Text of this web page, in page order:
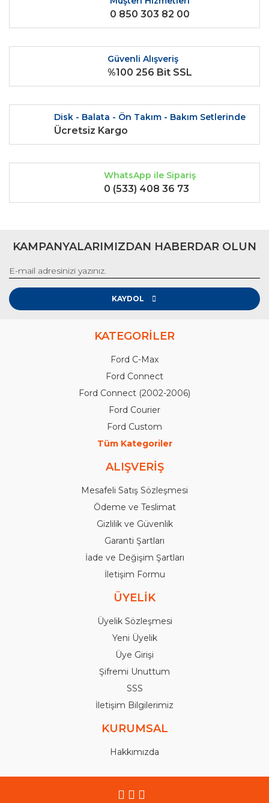
Bu ürüne benzer farklı alternatifler olmalı.
0 850 303 82 00
Güvenli Alışveriş
%100 256 Bit SSL
Disk - Balata - Ön Takım - Bakım Setlerinde
Ücretsiz Kargo
WhatsApp ile Sipariş
0 (533) 408 36 73
KAMPANYALARIMIZDAN HABERDAR OLUN
KAYDOL
KATEGORİLER
Ford C-Max
Ford Connect
Ford Connect (2002-2006)
Ford Courier
Ford Custom
Tüm Kategoriler
ALIŞVERİŞ
Mesafeli Satış Sözleşmesi
Ödeme ve Teslimat
Gizlilik ve Güvenlik
Garanti Şartları
İade ve Değişim Şartları
İletişim Formu
ÜYELİK
Üyelik Sözleşmesi
Yeni Üyelik
Üye Girişi
Şifremi Unuttum
SSS
İletişim Bilgilerimiz
KURUMSAL
Hakkımızda